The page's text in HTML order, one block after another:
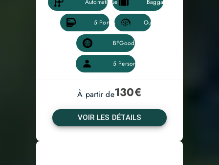
À partir de €
130
VOIR LES DÉTAILS